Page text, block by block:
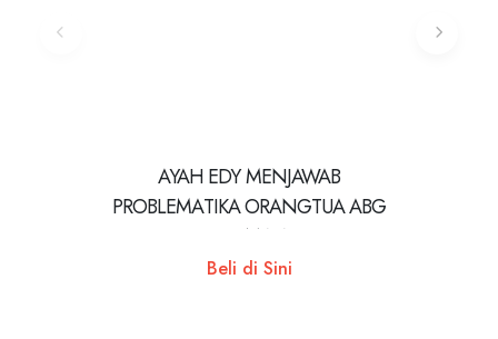
AYAH EDY MENJAWAB
PROBLEMATIKA ORANGTUA ABG
& REMAJA
Beli di Sini